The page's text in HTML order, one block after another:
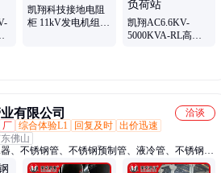
凯翔科技接地电阻
柜 11kV发电机组中
凯翔AC6.6KV-
5000KVA-RL高压
有限公司
洽谈
厂 综合体验L1 回复及时 出价迅速
佛山
、不锈钢管、不锈钢预制管、液冷管、不锈钢液
冷管、液冷管道、不锈钢液冷管道、不锈钢储能